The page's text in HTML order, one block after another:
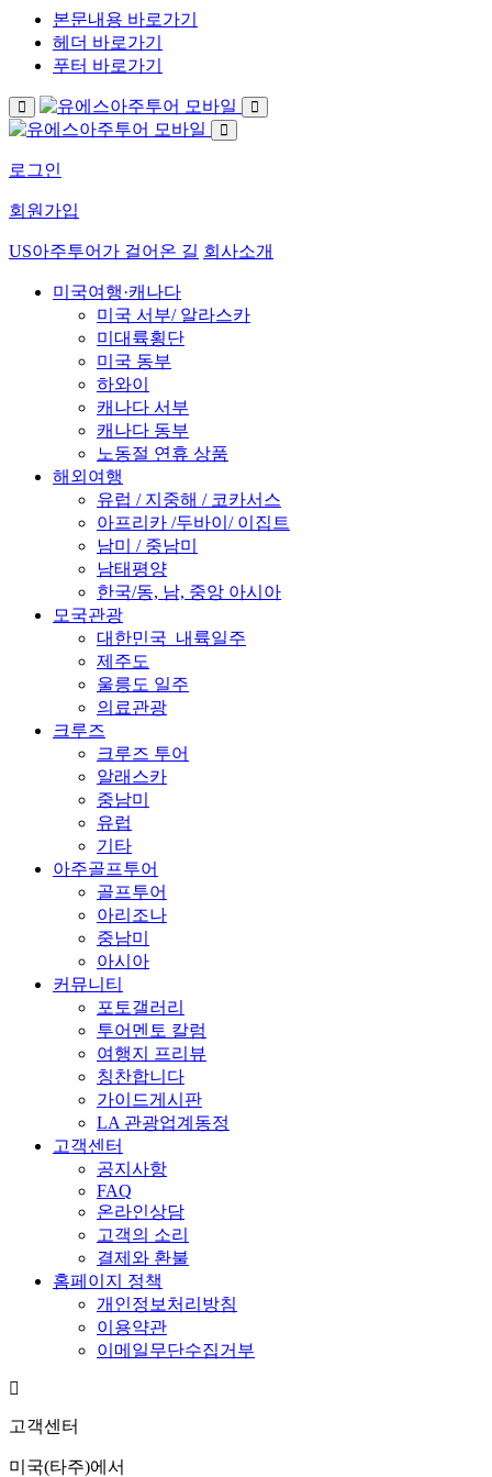
본문내용 바로가기
헤더 바로가기
푸터 바로가기
로그인
회원가입
US아주투어가 걸어온 길 회사소개
미국여행·캐나다
미국 서부/ 알라스카
미대륙횡단
미국 동부
하와이
캐나다 서부
캐나다 동부
노동절 연휴 상품
해외여행
유럽 / 지중해 / 코카서스
아프리카 /두바이/ 이집트
남미 / 중남미
남태평양
한국/동, 남, 중앙 아시아
모국관광
대한민국_내륙일주
제주도
울릉도 일주
의료관광
크루즈
크루즈 투어
알래스카
중남미
유럽
기타
아주골프투어
골프투어
아리조나
중남미
아시아
커뮤니티
포토갤러리
투어멘토 칼럼
여행지 프리뷰
칭찬합니다
가이드게시판
LA 관광업계동정
고객센터
공지사항
FAQ
온라인상담
고객의 소리
결제와 환불
홈페이지 정책
개인정보처리방침
이용약관
이메일무단수집거부
고객센터
미국(타주)에서